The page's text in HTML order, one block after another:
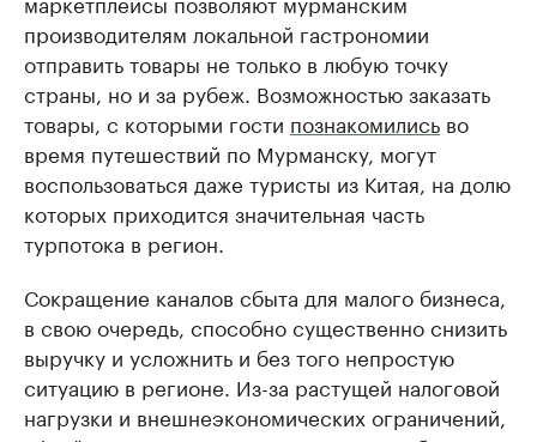
производителям локальной гастрономии
отправить товары не только в любую точку
страны, но и за рубеж. Возможностью заказать
товары, с которыми гости познакомились во
время путешествий по Мурманску, могут
воспользоваться даже туристы из Китая, на долю
которых приходится значительная часть
турпотока в регион.
Сокращение каналов сбыта для малого бизнеса,
в свою очередь, способно существенно снизить
выручку и усложнить и без того непростую
ситуацию в регионе. Из-за растущей налоговой
нагрузки и внешнеэкономических ограничений,